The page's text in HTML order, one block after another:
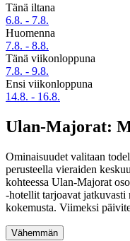
Tänä iltana
6.8. - 7.8.
Huomenna
7.8. - 8.8.
Tänä viikonloppuna
7.8. - 9.8.
Ensi viikonloppuna
14.8. - 16.8.
Ulan-Majorat:
Ominaisuudet valitaan
perusteella vieraiden
kohteessa Ulan-Majorat
-hotellit tarjoavat
kokemusta. Viimeksi
Vähemmän